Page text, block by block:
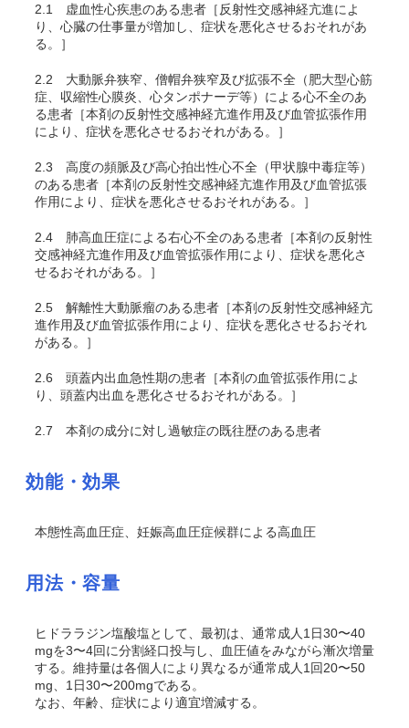
2.1
虚血性心疾患のある患者［反射性交感神経亢進によ
り、心臓の仕事量が増加し、症状を悪化させるおそれがあ
る。］
2.2 大動脈弁狭窄、僧帽弁狭窄及び拡張不全（肥大型心筋
症、収縮性心膜炎、心タンポナーデ等）による心不全のあ
る患者［本剤の反射性交感神経亢進作用及び血管拡張作用
により、症状を悪化させるおそれがある。］
2.3 高度の頻脈及び高心拍出性心不全（甲状腺中毒症等）
のある患者［本剤の反射性交感神経亢進作用及び血管拡張
作用により、症状を悪化させるおそれがある。］
2.4 肺高血圧症による右心不全のある患者［本剤の反射性
交感神経亢進作用及び血管拡張作用により、症状を悪化さ
せるおそれがある。］
2.5 解離性大動脈瘤のある患者［本剤の反射性交感神経亢
進作用及び血管拡張作用により、症状を悪化させるおそれ
がある。］
2.6 頭蓋内出血急性期の患者［本剤の血管拡張作用によ
り、頭蓋内出血を悪化させるおそれがある。］
2.7 本剤の成分に対し過敏症の既往歴のある患者
効能・効果
本態性高血圧症、妊娠高血圧症候群による高血圧
用法・容量
ヒドララジン塩酸塩として、最初は、通常成人1日30〜40
mgを3〜4回に分割経口投与し、血圧値をみながら漸次増量
する。維持量は各個人により異なるが通常成人1回20〜50
mg、1日30〜200mgである。
なお、年齢、症状により適宜増減する。